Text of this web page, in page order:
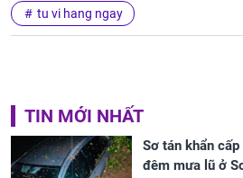
tu vi hang ngay
TIN MỚI NHẤT
Sơ tán khẩn
đêm mưa lũ ở